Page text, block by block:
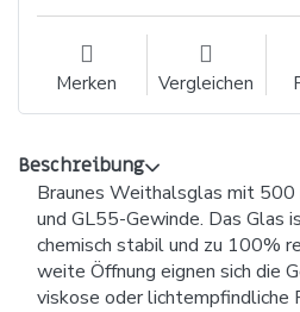
Merken Vergleichen
Beschreibung
Braunes Weithalsglas mit 500
und GL55-Gewinde. Das Glas
chemisch stabil und zu 100%
weite Öffnung eignen sich die
viskose oder lichtempfindliche